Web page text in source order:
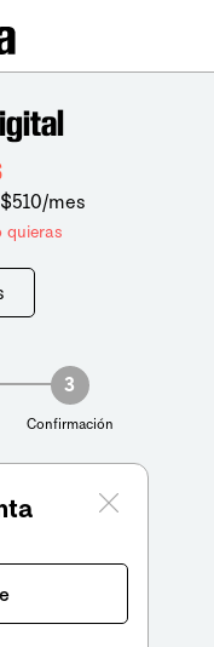
mes
quieras
3
Confirmación